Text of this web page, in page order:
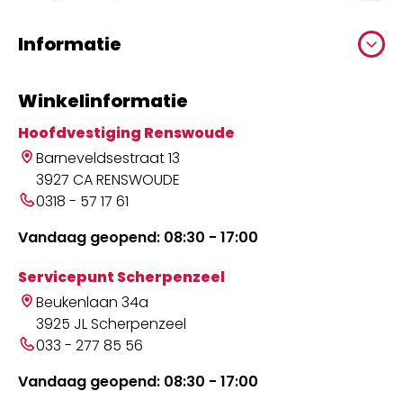
Informatie
Winkelinformatie
Hoofdvestiging Renswoude
Barneveldsestraat 13
3927 CA RENSWOUDE
0318 - 57 17 61
Vandaag geopend: 08:30 - 17:00
Servicepunt Scherpenzeel
Beukenlaan 34a
3925 JL Scherpenzeel
033 - 277 85 56
Vandaag geopend: 08:30 - 17:00